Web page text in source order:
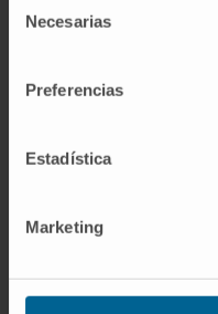
Necesarias
Preferencias
Estadística
Marketing
en sí misma.
lipogénesis?
(adipocitos) a partir
moléculas de grasa
triglicéridos)
Son procesos